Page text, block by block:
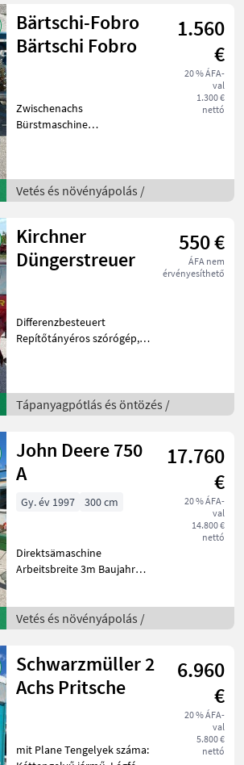
Bärtschi-Fobro
Bärtschi Fobro
1.560
€
20 % ÁFA-
val
1.300 €
nettó
Zwischenachs
Bürstmaschine
Vetés és növényápolás /
Kirchner
Düngerstreuer
550 €
ÁFA nem
érvényesíthető
Differenzbesteuert
Repítőtányéros szórógép, :
Tápanyagpótlás és öntözés /
John Deere 750
A
17.760
€
20 % ÁFA-
val
14.800 €
nettó
Gy. év 1997 300 cm
Direktsämaschine
Arbeitsbreite 3m Baujahr
és növényápolás
Direktvetőgép
Vetés és növényápolás /
Schwarzmüller 2
Achs Pritsche
6.960
€
20 % ÁFA-
val
5.800 €
nettó
mit Plane Tengelyek száma: